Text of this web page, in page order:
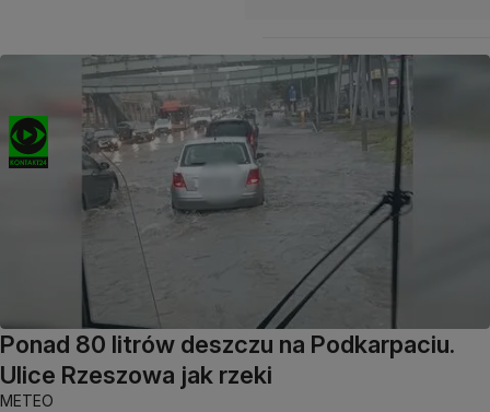
Ponad 80 litrów deszczu na Podkarpaciu.
Ulice Rzeszowa jak rzeki
METEO